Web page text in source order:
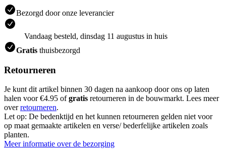
Bezorgd door onze leverancier
Vandaag besteld, dinsdag 11 augustus in huis
Gratis thuisbezorgd
Retourneren
Je kunt dit artikel binnen 30 dagen na aankoop door ons op laten
halen voor €4.95 ofgratis retourneren in de bouwmarkt. Lees meer
overretourneren.
Let op: De bedenktijd en het kunnen retourneren gelden niet voor
op maat gemaakte artikelen en verse/ bederfelijke artikelen zoals
planten.
Meer informatie over de bezorging